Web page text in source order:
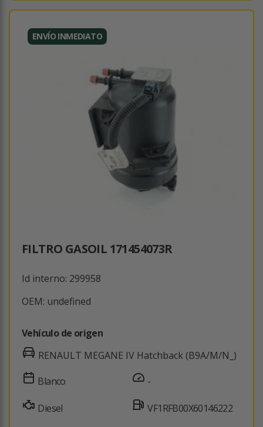
ENVÍO INMEDIATO
FILTRO GASOIL 171454073R
Id interno: 299958
OEM: undefined
Vehículo de origen
RENAULT MEGANE IV Hatchback (B9A/M/N_)
Blanco
Diesel
-
VF1RFB00X60146222